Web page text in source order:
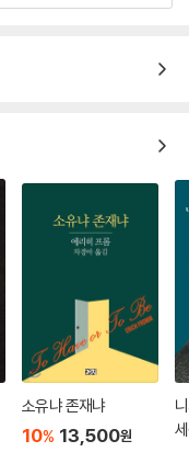
소유냐 존재냐
10% 13,500원